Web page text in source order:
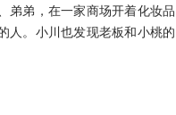
弟弟，在一家商场开着化妆品
人。小川也发现老板和小桃的